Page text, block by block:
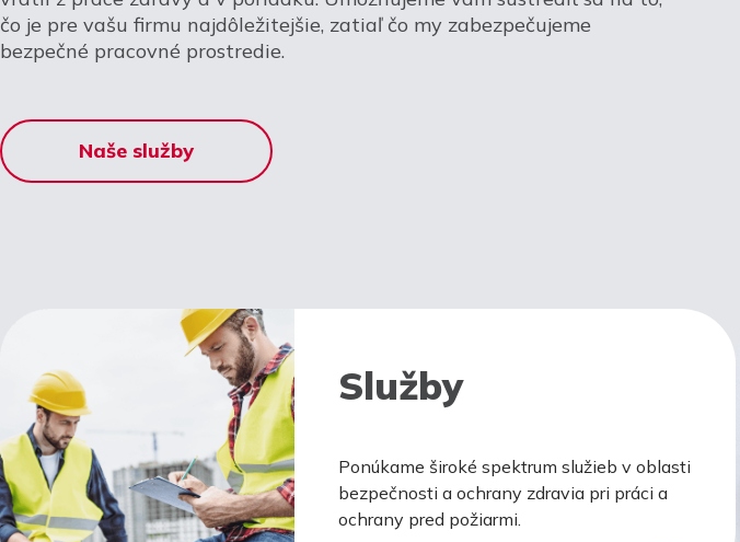
čo je pre vašu firmu najdôležitejšie, zatiaľ čo my zabezpečujeme
bezpečné pracovné prostredie.
Naše služby
Služby
Ponúkame široké spektrum služieb v oblasti
bezpečnosti a ochrany zdravia pri práci a
ochrany pred požiarmi.